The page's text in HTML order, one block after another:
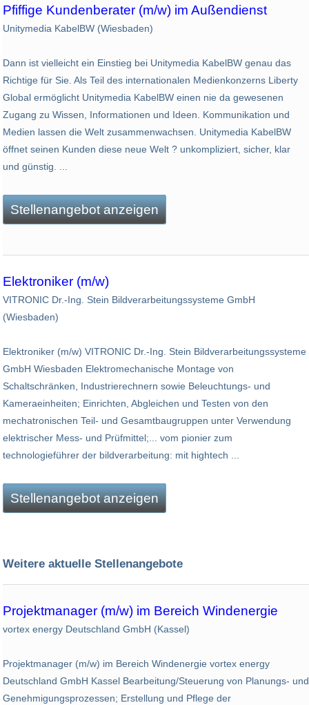
Pfiffige Kundenberater (m/w) im Außendienst
Unitymedia KabelBW (Wiesbaden)
Dann ist vielleicht ein Einstieg bei Unitymedia KabelBW genau das
Richtige für Sie. Als Teil des internationalen Medienkonzerns Liberty
Global ermöglicht Unitymedia KabelBW einen nie da gewesenen
Zugang zu Wissen, Informationen und Ideen. Kommunikation und
Medien lassen die Welt zusammenwachsen. Unitymedia KabelBW
öffnet seinen Kunden diese neue Welt ? unkompliziert, sicher, klar
und günstig. ...
Stellenangebot anzeigen
Elektroniker (m/w)
VITRONIC Dr.-Ing. Stein Bildverarbeitungssysteme GmbH
(Wiesbaden)
Elektroniker (m/w) VITRONIC Dr.-Ing. Stein Bildverarbeitungssysteme
GmbH Wiesbaden Elektromechanische Montage von
Schaltschränken, Industrierechnern sowie Beleuchtungs- und
Kameraeinheiten; Einrichten, Abgleichen und Testen von den
mechatronischen Teil- und Gesamtbaugruppen unter Verwendung
elektrischer Mess- und Prüfmittel;... vom pionier zum
technologieführer der bildverarbeitung: mit hightech ...
Stellenangebot anzeigen
Weitere aktuelle Stellenangebote
Projektmanager (m/w) im Bereich Windenergie
vortex energy Deutschland GmbH (Kassel)
Projektmanager (m/w) im Bereich Windenergie vortex energy
Deutschland GmbH Kassel Bearbeitung/Steuerung von Planungs- und
Genehmigungsprozessen; Erstellung und Pflege der